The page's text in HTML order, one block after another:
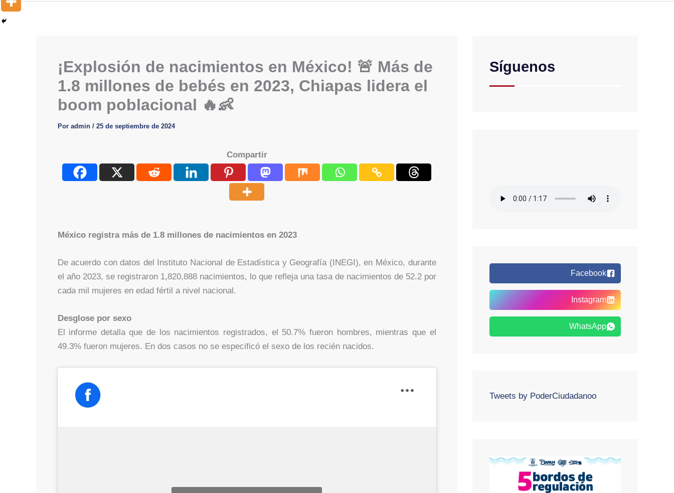
¡Explosión de nacimientos en México! 🚨 Más de
1.8 millones de bebés en 2023, Chiapas lidera el
boom poblacional 🔥👶
Por admin / 25 de septiembre de 2024
Compartir
México registra más de 1.8 millones de nacimientos en 2023
De acuerdo con datos del Instituto Nacional de Estadística y Geografía (INEGI), en México, durante
el año 2023, se registraron 1,820,888 nacimientos, lo que refleja una tasa de nacimientos de 52.2 por
cada mil mujeres en edad fértil a nivel nacional.
Desglose por sexo
El informe detalla que de los nacimientos registrados, el 50.7% fueron hombres, mientras que el
49.3% fueron mujeres. En dos casos no se especificó el sexo de los recién nacidos.
Síguenos
Facebook
Instagram
WhatsApp
Tweets by PoderCiudadanoo